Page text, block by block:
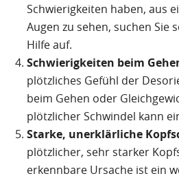
Schwierigkeiten haben, aus
Augen zu sehen, suchen Sie
Hilfe auf.
Schwierigkeiten beim
plötzliches Gefühl der
beim Gehen oder
plötzlicher Schwindel kann
Starke, unerklärliche
plötzlicher, sehr starker
erkennbare Ursache ist ein